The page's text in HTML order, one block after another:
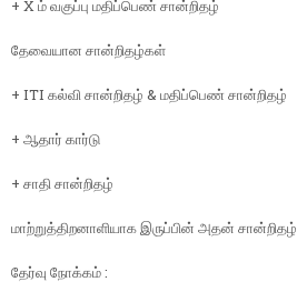
+ X ம் வகுப்பு மதிப்பெண் சான்றிதழ்
தேவையான சான்றிதழ்கள்
+ ITI கல்வி சான்றிதழ் & மதிப்பெண் சான்றிதழ்
+ ஆதார் கார்டு
+ சாதி சான்றிதழ்
மாற்றுத்திறனாளியாக இருப்பின் அதன் சான்றிதழ்
தேர்வு நோக்கம் :